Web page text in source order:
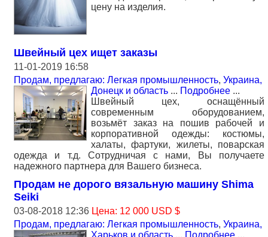
цену на изделия.
Швейный цех ищет заказы
11-01-2019 16:58
Продам, предлагаю: Легкая промышленность, Украина,
Донецк и область ... Подробнее ...
Швейный цех, оснащённый
современным оборудованием,
возьмёт заказ на пошив рабочей и
корпоративной одежды: костюмы,
халаты, фартуки, жилеты, поварская
одежда и т.д. Сотрудничая с нами, Вы получаете
надежного партнера для Вашего бизнеса.
Продам не дорого вязальную машину Shima
Seiki
03-08-2018 12:36 Цена: 12 000 USD $
Продам, предлагаю: Легкая промышленность, Украина,